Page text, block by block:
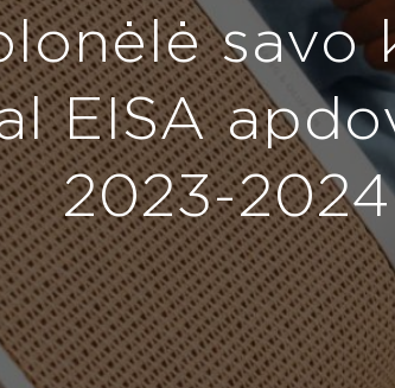
savo
EISA
2023-